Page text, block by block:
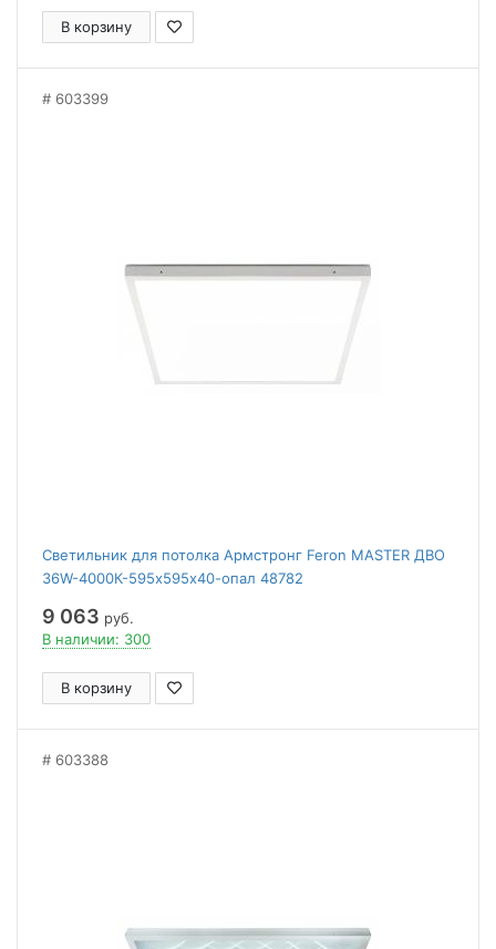
В корзину
603399
Светильник для потолка Армстронг Feron MASTER ДВО
36W-4000К-595х595х40-опал 48782
9 063 руб.
В наличии: 300
В корзину
603388